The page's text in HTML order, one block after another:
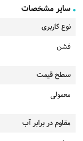
سایر مشخصات
نوع کاربری
فشن
سطح قیمت
معمولی
مقاوم در برابر آب